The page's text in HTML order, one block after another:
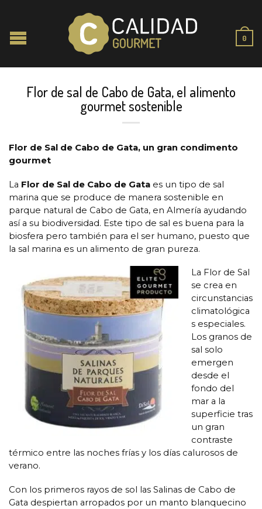
0
Flor de sal de Cabo de Gata, el alimento
gourmet sostenible
Flor de Sal de Cabo de Gata, un gran condimento
gourmet
La Flor de Sal de Cabo de Gata es un tipo de sal
marina que se produce de manera sostenible en
parque natural de Cabo de Gata, en Almería ayudando
así a su biodiversidad. Este tipo de sal es buena para la
biosfera pero también para el ser humano, puesto que
la sal marina es un alimento de gran pureza.
La Flor de Sal
se crea en
circunstancias
climatológica
s especiales.
Los granos de
sal solo
emergen
desde el
fondo del
mar a la
superficie tras
un gran
contraste
térmico entre las noches frías y los días calurosos de
verano.
Con los primeros rayos de sol las Salinas de Cabo de
Gata despiertan arropados por un manto blanquecino